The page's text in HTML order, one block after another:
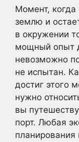
Момент,
землю и
в окружении
мощный опыт
невозможно
не испытан.
достиг этого
нужно
вы
порт. Любая
планирования